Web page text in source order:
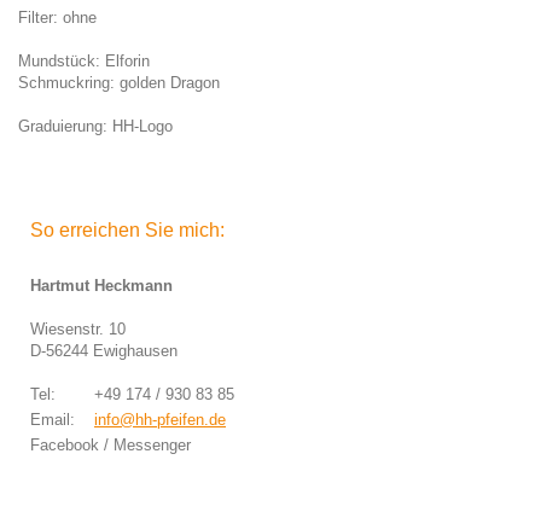
Filter: ohne
Mundstück: Elforin
Schmuckring: golden Dragon
Graduierung: HH-Logo
So erreichen Sie mich:
Hartmut Heckmann
Wiesenstr. 10
D-56244 Ewighausen
Tel: +49 174 / 930 83 85
Email: info@hh-pfeifen.de
Facebook / Messenger